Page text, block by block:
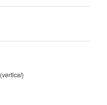
vertical)